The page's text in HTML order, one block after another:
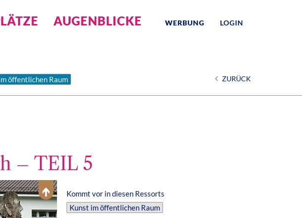
AUGENBLICKE WERBUNG LOGIN
öffentlichen Raum ZURÜCK
– TEIL 5
Kommt vor in diesen Ressorts
Kunst im öffentlichen Raum